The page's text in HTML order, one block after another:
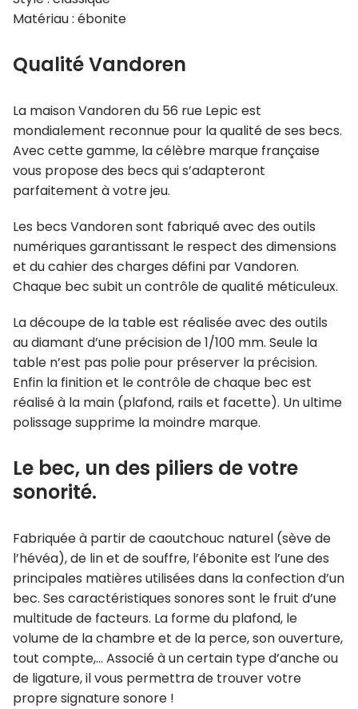
Matériau : ébonite
Qualité Vandoren
La maison Vandoren du 56 rue Lepic est
mondialement reconnue pour la qualité de ses becs.
Avec cette gamme, la célèbre marque française
vous propose des becs qui s’adapteront
parfaitement à votre jeu.
Les becs Vandoren sont fabriqué avec des outils
numériques garantissant le respect des dimensions
et du cahier des charges défini par Vandoren.
Chaque bec subit un contrôle de qualité méticuleux.
La découpe de la table est réalisée avec des outils
au diamant d’une précision de 1/100 mm. Seule la
table n’est pas polie pour préserver la précision.
Enfin la finition et le contrôle de chaque bec est
réalisé à la main (plafond, rails et facette). Un ultime
polissage supprime la moindre marque.
Le bec, un des piliers de votre
sonorité.
Fabriquée à partir de caoutchouc naturel (sève de
l’hévéa), de lin et de souffre, l’ébonite est l’une des
principales matières utilisées dans la confection d’un
bec. Ses caractéristiques sonores sont le fruit d’une
multitude de facteurs. La forme du plafond, le
volume de la chambre et de la perce, son ouverture,
tout compte,… Associé à un certain type d’anche ou
de ligature, il vous permettra de trouver votre
propre signature sonore !